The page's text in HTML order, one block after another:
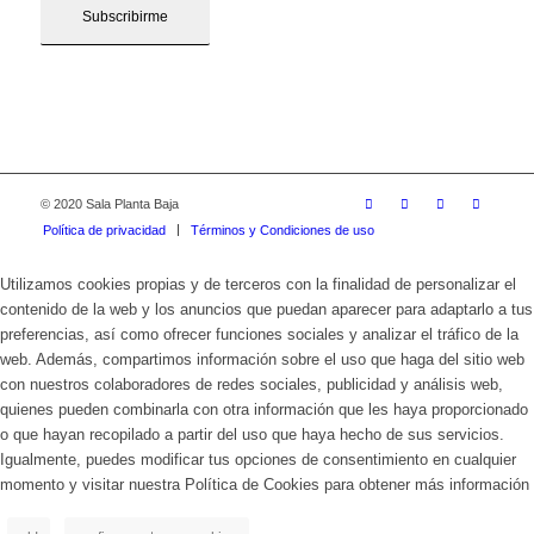
© 2020 Sala Planta Baja
Política de privacidad
Términos y Condiciones de uso
Utilizamos cookies propias y de terceros con la finalidad de personalizar el
contenido de la web y los anuncios que puedan aparecer para adaptarlo a tus
preferencias, así como ofrecer funciones sociales y analizar el tráfico de la
web. Además, compartimos información sobre el uso que haga del sitio web
con nuestros colaboradores de redes sociales, publicidad y análisis web,
quienes pueden combinarla con otra información que les haya proporcionado
o que hayan recopilado a partir del uso que haya hecho de sus servicios.
Igualmente, puedes modificar tus opciones de consentimiento en cualquier
momento y visitar nuestra Política de Cookies para obtener más información